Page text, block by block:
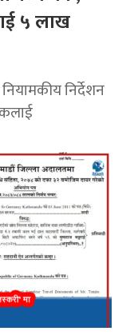
५ लाख
निर्देशन